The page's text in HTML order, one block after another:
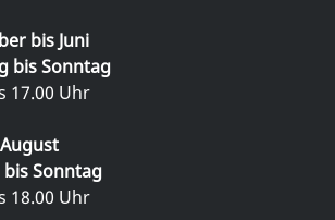
bis Juni
bis Sonntag
17.00 Uhr
Sonntag
18.00 Uhr